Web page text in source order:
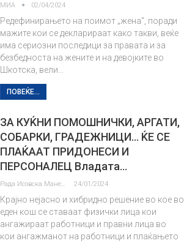
МИА 02/04/2024
Редефинирањето на поимот „жена“, поради
мажите кои се декларираат како такви, веќе
има сериозни последици за правата и за
безбедноста на жените и на девојките во
Шкотска, вели…
ПОВЕЌЕ...
ЗА КУЌНИ ПОМОШНИЧКИ, АРГАТИ,
СОБАРКИ, ГРАДЕЖНИЦИ… ЌЕ СЕ
ПЛАЌААТ ПРИДОНЕСИ И
ПЕРСОНАЛЕЦ Владата…
Рада Исовска Маневска 24/01/2024
Крајно нејасно и хибридно решение во кое во
еден кош се ставаат физички лица кои
ангажираат работници и правни лица во
кои ангажманот на работници и плаќањето